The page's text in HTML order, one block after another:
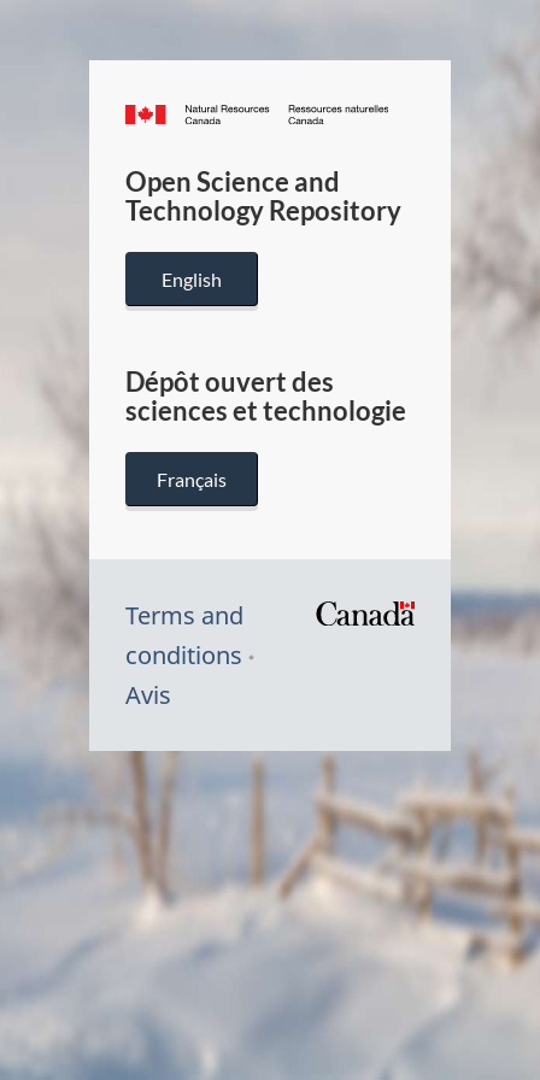
Canada.ca
/
Canada
Open Science and
Technology Repository
English
Dépôt ouvert des
sciences et technologie
Français
Terms and
conditions
Avis
Symbole
Canada